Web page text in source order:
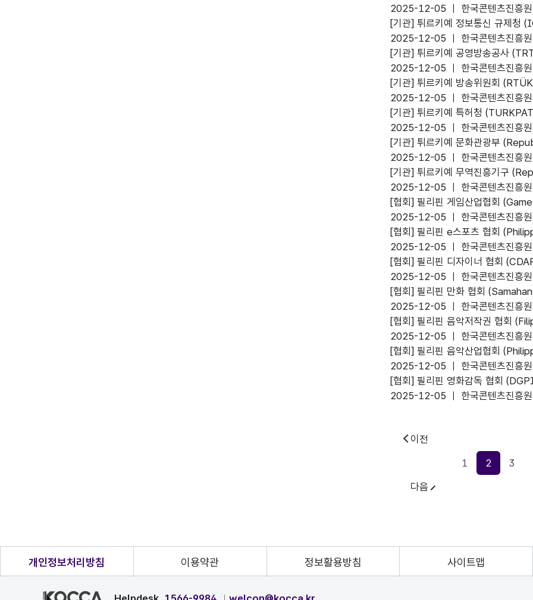
2025-12-05 ㅣ 한국콘텐츠진흥원
favorite
[기관] 튀르키예 정보통신 규제청
2025-12-05 ㅣ 한국콘텐츠진흥원
favorite
[기관] 튀르키예 공영방송공사
2025-12-05 ㅣ 한국콘텐츠진흥원
favorite
[기관] 튀르키예 방송위원회
2025-12-05 ㅣ 한국콘텐츠진흥원
favorite
[기관] 튀르키예 특허청
2025-12-05 ㅣ 한국콘텐츠진흥원
favorite
[기관] 튀르키예 문화관광부
2025-12-05 ㅣ 한국콘텐츠진흥원
favorite
[기관] 튀르키예 무역진흥기구
2025-12-05 ㅣ 한국콘텐츠진흥원
favorite
[협회] 필리핀 게임산업협회
2025-12-05 ㅣ 한국콘텐츠진흥원
favorite
[협회] 필리핀 e스포츠 협회
2025-12-05 ㅣ 한국콘텐츠진흥원
favorite
[협회] 필리핀 디자이너 협회
2025-12-05 ㅣ 한국콘텐츠진흥원
favorite
[협회] 필리핀 만화 협회
2025-12-05 ㅣ 한국콘텐츠진흥원
favorite
[협회] 필리핀 음악저작권 협회
2025-12-05 ㅣ 한국콘텐츠진흥원
favorite
[협회] 필리핀 음악산업협회
2025-12-05 ㅣ 한국콘텐츠진흥원
favorite
[협회] 필리핀 영화감독 협회
2025-12-05 ㅣ 한국콘텐츠진흥원
이전
1
현재페이지
2 3
다음
개인정보처리방침 이용약관 정보활용방침 사이트맵